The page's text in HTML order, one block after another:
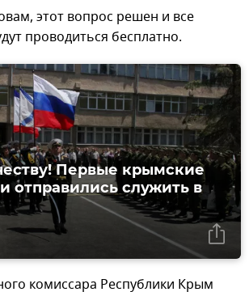
этот вопрос решен и все
проводиться бесплатно.
Первые крымские
отправились служить в
комиссара Республики Крым